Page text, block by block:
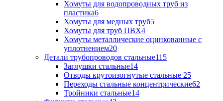
Хомуты для водопроводных труб из
пластика6
Хомуты для медных труб5
Хомуты для труб ПВХ4
Хомуты металлические оцинкованные с
уплотнением20
Детали трубопроводов стальные115
Заглушки стальные14
Отводы крутоизогнутые стальные 25
Переходы стальные концентрические62
Тройники стальные14